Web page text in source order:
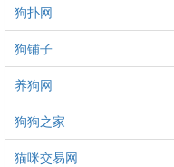
狗扑网
狗铺子
养狗网
狗狗之家
猫咪交易网